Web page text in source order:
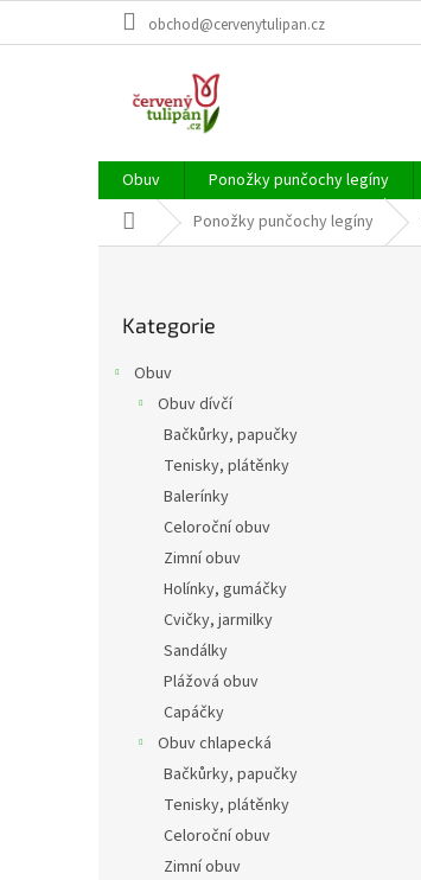
obchod@cervenytulipan.cz
Obuv Ponožky punčochy legíny
Domů Ponožky punčochy legíny
kategorie
Kategorie
Obuv
Obuv dívčí
Bačkůrky, papučky
Tenisky, plátěnky
Balerínky
Celoroční obuv
Zimní obuv
Holínky, gumáčky
Cvičky, jarmilky
Sandálky
Plážová obuv
Capáčky
Obuv chlapecká
Bačkůrky, papučky
Tenisky, plátěnky
Celoroční obuv
Zimní obuv